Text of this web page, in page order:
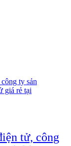
tử, công